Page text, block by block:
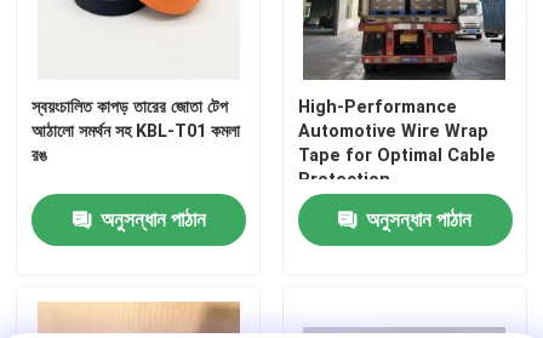
VR প্রদর্শন
আমাদের সম্পর্কে
স্বয়ংচালিত কাপড় তারের জোতা টেপ
আঠালো সমর্থন সহ KBL-T01 কমলা
রঙ
অনুসন্ধান পাঠান
High-Performance
Automotive Wire Wrap
Tape for Optimal Cable
Protection
অনুসন্ধান পাঠান